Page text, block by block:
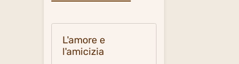
L'amore e
l'amicizia